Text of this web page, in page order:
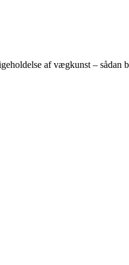
af vægkunst – sådan